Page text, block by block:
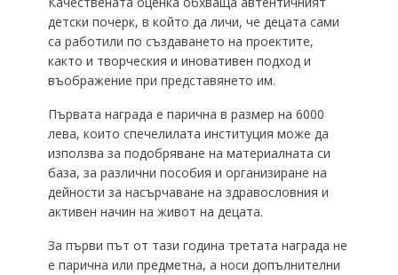
детски почерк, в който да личи, че децата сами
са работили по създаването на проектите,
както и творческия и иновативен подход и
въображение при представянето им.
Първата награда е парична в размер на 6000
лева, които спечелилата институция може да
използва за подобряване на материалната си
база, за различни пособия и организиране на
дейности за насърчаване на здравословния и
активен начин на живот на децата.
За първи път от тази година третата награда не
е парична или предметна, а носи допълнителни